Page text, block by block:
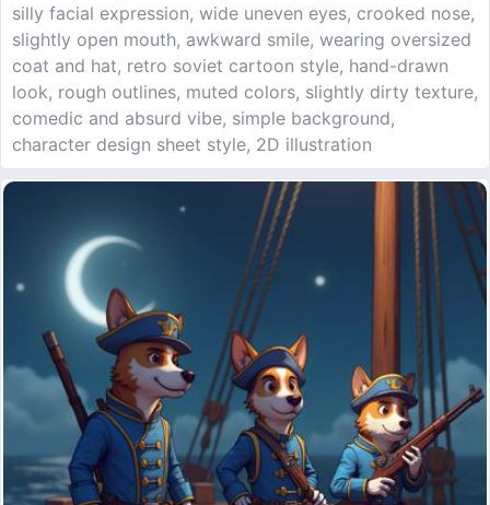
silly facial expression, wide uneven eyes, crooked nose,
slightly open mouth, awkward smile, wearing oversized
coat and hat, retro soviet cartoon style, hand-drawn
look, rough outlines, muted colors, slightly dirty texture,
comedic and absurd vibe, simple background,
character design sheet style, 2D illustration